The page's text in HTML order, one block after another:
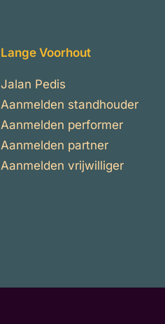
Lange Voorhout
Jalan Pedis
Aanmelden standhouder
Aanmelden performer
Aanmelden partner
Aanmelden vrijwilliger